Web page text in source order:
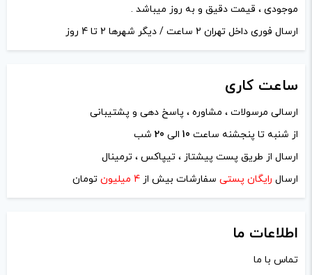
نام *
موجودی ، قیمت دقیق و به روز میباشد .
ارسال فوری داخل تهران 2 ساعت / دیگر شهرها 2 تا 4 روز
ساعت کاری
ارسالی مرسولات ، مشاوره ، پاسخ دهی و پشتیبانی
از شنبه تا پنجشنه ساعت 10 الی 20 شب
ارسال از طریق پست پیشتاز ، تیپاکس ، ترمینال
ارسال رایگان پستی سفارشات بیش از 4 میلیون تومان
اطلاعات ما
تماس با ما